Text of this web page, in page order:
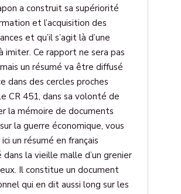
a construit sa supériorité
et l’acquisition des
et qu’il s’agit là d’une
imiter. Ce rapport ne sera pas
un résumé va être diffusé
dans des cercles proches
CR 451, dans sa volonté de
la mémoire de documents
la guerre économique, vous
un résumé en français
la vieille malle d’un grenier
Il constitue un document
qui en dit aussi long sur les